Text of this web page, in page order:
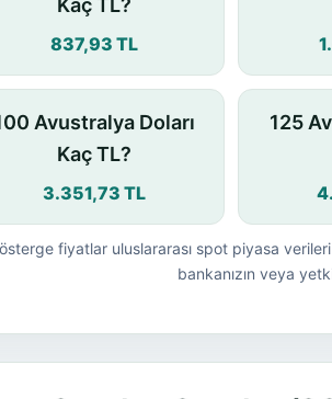
Kaç TL?
837,93 TL
Avustralya Doları
Kaç TL?
3.351,73 TL
125
fiyatlar uluslararası spot piyasa
bankanızın veya